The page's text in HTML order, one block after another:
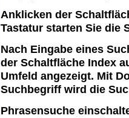
Anklicken der
Tastatur starten Sie die
Nach Eingabe eines
der Schaltfläche Index
Umfeld angezeigt. Mit
Suchbegriff wird die
Phrasensuche